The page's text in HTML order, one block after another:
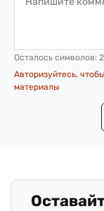
Осталось символов:
Авторизуйтесь,
материалы